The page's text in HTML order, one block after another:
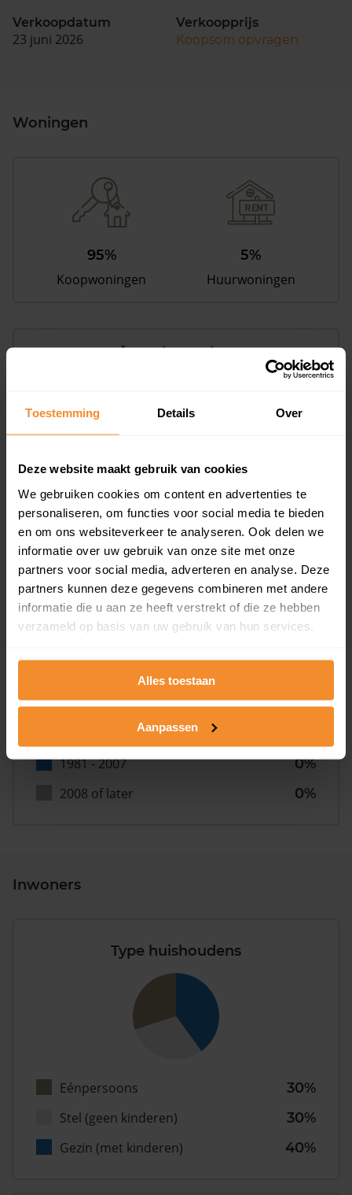
Toestemming Details Over
Deze website maakt gebruik van cookies
We gebruiken cookies om content en advertenties te
personaliseren, om functies voor social media te bieden
en om ons websiteverkeer te analyseren. Ook delen we
informatie over uw gebruik van onze site met onze
partners voor social media, adverteren en analyse. Deze
partners kunnen deze gegevens combineren met andere
informatie die u aan ze heeft verstrekt of die ze hebben
verzameld op basis van uw gebruik van hun services.
Alles toestaan
Aanpassen
Verkoopdatum
23 juni 2026
Verkoopprijs
Koopsom opvragen
Woningen
95%
Koopwoningen
5%
Huurwoningen
Appartementen
aandeel van totale woningen
Bouwjaar
T/m 1945
0%
1981 - 2007
0%
2008 of later
0%
Inwoners
Type huishoudens
Eénpersoons
30%
Stel (geen kinderen)
30%
Gezin (met kinderen)
40%